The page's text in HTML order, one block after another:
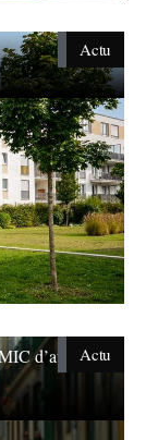
Actu
Actu
d’autres